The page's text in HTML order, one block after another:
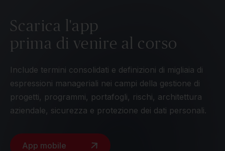
Scarica l'app
prima di venire al corso
Include termini consolidati e definizioni di migliaia di
espressioni manageriali nei campi della gestione di
progetti, programmi, portafogli, rischi, architettura
aziendale, sicurezza e protezione dei dati personali.
App mobile